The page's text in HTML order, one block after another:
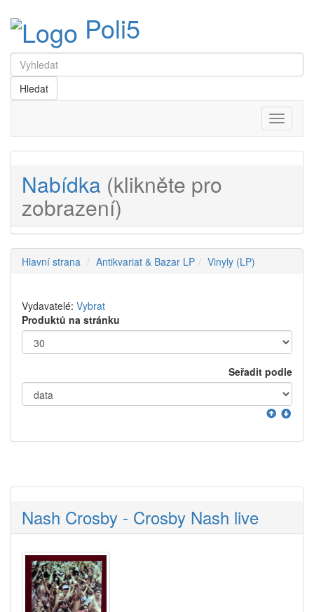
Poli5
Menu
Nabídka (klikněte pro
zobrazení)
Hlavní strana Antikvariat & Bazar LP Vinyly (LP)
Vydavatelé: Vybrat
Produktů na stránku
Seřadit podle
Nash Crosby - Crosby Nash live